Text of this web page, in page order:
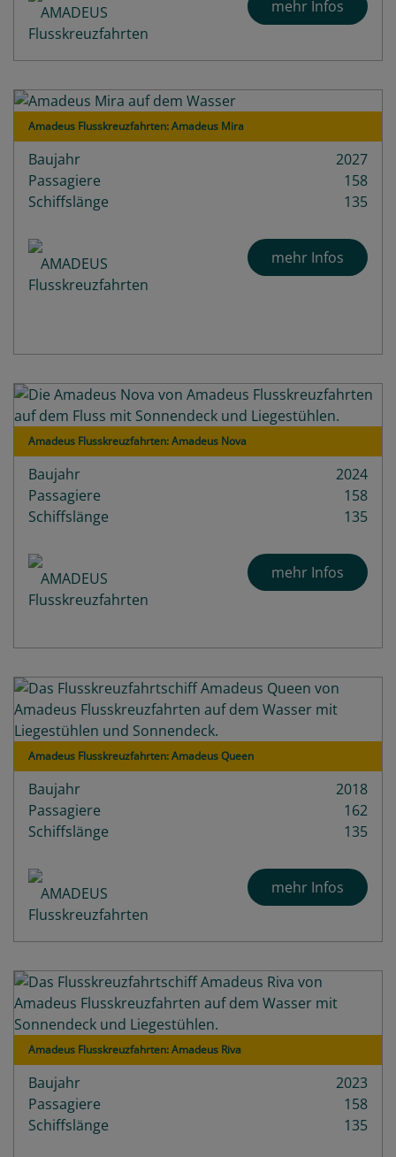
mehr Infos
Amadeus Flusskreuzfahrten: Amadeus Mira
Baujahr
2027
Passagiere
158
Schiffslänge
135
mehr Infos
Amadeus Flusskreuzfahrten: Amadeus Nova
Baujahr
2024
Passagiere
158
Schiffslänge
135
mehr Infos
Amadeus Flusskreuzfahrten: Amadeus Queen
Baujahr
2018
Passagiere
162
Schiffslänge
135
mehr Infos
Amadeus Flusskreuzfahrten: Amadeus Riva
Baujahr
2023
Passagiere
158
Schiffslänge
135